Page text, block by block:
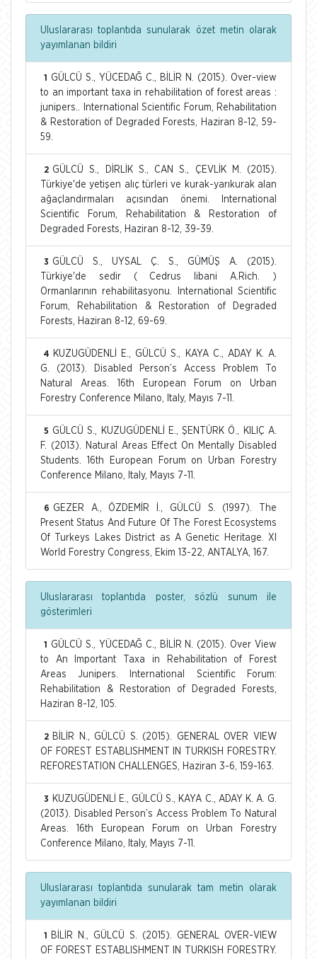
Uluslararası toplantıda sunularak özet metin olarak
yayımlanan bildiri
1
GÜLCÜ S., YÜCEDAĞ C., BİLİR N. (2015). Over-view
to an important taxa in rehabilitation of forest areas :
junipers.. International Scientific Forum, Rehabilitation
& Restoration of Degraded Forests, Haziran 8-12, 59-
59.
2 GÜLCÜ S., DİRLİK S., CAN S., ÇEVLİK M. (2015).
Türkiye'de yetişen alıç türleri ve kurak-yarıkurak alan
ağaçlandırmaları açısından önemi. International
Scientific Forum, Rehabilitation & Restoration of
Degraded Forests, Haziran 8-12, 39-39.
3 GÜLCÜ S., UYSAL Ç. S., GÜMÜŞ A. (2015).
Türkiye'de sedir ( Cedrus libani A.Rich. )
Ormanlarının rehabilitasyonu. International Scientific
Forum, Rehabilitation & Restoration of Degraded
Forests, Haziran 8-12, 69-69.
4
KUZUGÜDENLİ E., GÜLCÜ S., KAYA C., ADAY K. A.
G. (2013). Disabled Person’s Access Problem To
Natural Areas. 16th European Forum on Urban
Forestry Conference Milano, Italy, Mayıs 7-11.
5 GÜLCÜ S., KUZUGÜDENLİ E., ŞENTÜRK Ö., KILIÇ A.
F. (2013). Natural Areas Effect On Mentally Disabled
Students. 16th European Forum on Urban Forestry
Conference Milano, Italy, Mayıs 7-11.
6 GEZER A., ÖZDEMİR İ., GÜLCÜ S. (1997). The
Present Status And Future Of The Forest Ecosystems
Of Turkeys Lakes District as A Genetic Heritage. XI
World Forestry Congress, Ekim 13-22, ANTALYA, 167.
Uluslararası toplantıda poster, sözlü sunum ile
gösterimleri
1
GÜLCÜ S., YÜCEDAĞ C., BİLİR N. (2015). Over View
to An Important Taxa in Rehabilitation of Forest
Areas Junipers. International Scientific Forum:
Rehabilitation & Restoration of Degraded Forests,
Haziran 8-12, 105.
2 BİLİR N., GÜLCÜ S. (2015). GENERAL OVER VIEW
OF FOREST ESTABLISHMENT IN TURKISH FORESTRY.
REFORESTATION CHALLENGES, Haziran 3-6, 159-163.
3
KUZUGÜDENLİ E., GÜLCÜ S., KAYA C., ADAY K. A. G.
(2013). Disabled Person’s Access Problem To Natural
Areas. 16th European Forum on Urban Forestry
Conference Milano, Italy, Mayıs 7-11.
Uluslararası toplantıda sunularak tam metin olarak
yayımlanan bildiri
1
BİLİR N., GÜLCÜ S. (2015). GENERAL OVER-VIEW
OF FOREST ESTABLISHMENT IN TURKISH FORESTRY.